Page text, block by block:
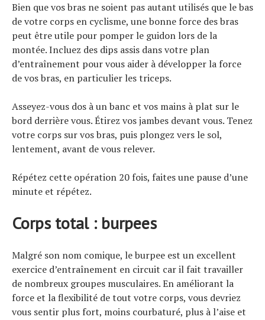
Bien que vos bras ne soient pas autant utilisés que le bas
de votre corps en cyclisme, une bonne force des bras
peut être utile pour pomper le guidon lors de la
montée. Incluez des dips assis dans votre plan
d’entraînement pour vous aider à développer la force
de vos bras, en particulier les triceps.
Asseyez-vous dos à un banc et vos mains à plat sur le
bord derrière vous. Étirez vos jambes devant vous. Tenez
votre corps sur vos bras, puis plongez vers le sol,
lentement, avant de vous relever.
Répétez cette opération 20 fois, faites une pause d’une
minute et répétez.
Corps total : burpees
Malgré son nom comique, le burpee est un excellent
exercice d’entraînement en circuit car il fait travailler
de nombreux groupes musculaires. En améliorant la
force et la flexibilité de tout votre corps, vous devriez
vous sentir plus fort, moins courbaturé, plus à l’aise et